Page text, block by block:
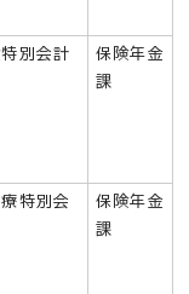
別会計
保険年金
課
特別会
保険年金
課